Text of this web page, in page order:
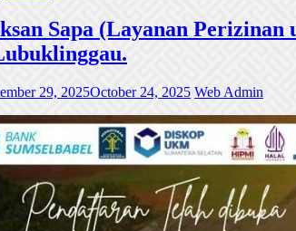
Sapa (Layanan
29, 2025October 24, 2025 Web Admin